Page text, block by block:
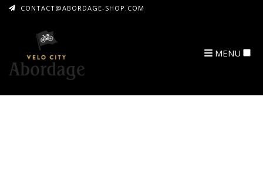
CONTACT@ABORDAGE-SHOP.COM
MENU
ARCHIVES